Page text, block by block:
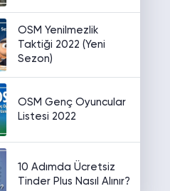
OSM Yenilmezlik
Taktiği 2022 (Yeni
Sezon)
OSM Genç Oyuncular
Listesi 2022
10 Adımda Ücretsiz
Tinder Plus Nasıl Alınır?